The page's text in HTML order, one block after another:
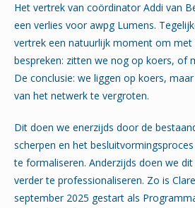
Het vertrek van coördinator Addi van
een verlies voor awpg Lumens.
vertrek een natuurlijk moment om met
bespreken: zitten we nog op koers, of
De conclusie: we liggen op koers,
van het netwerk te vergroten.
Dit doen we enerzijds door de
scherpen en het
te formaliseren. Anderzijds doen we
verder te professionaliseren. Zo is
september 2025 gestart als